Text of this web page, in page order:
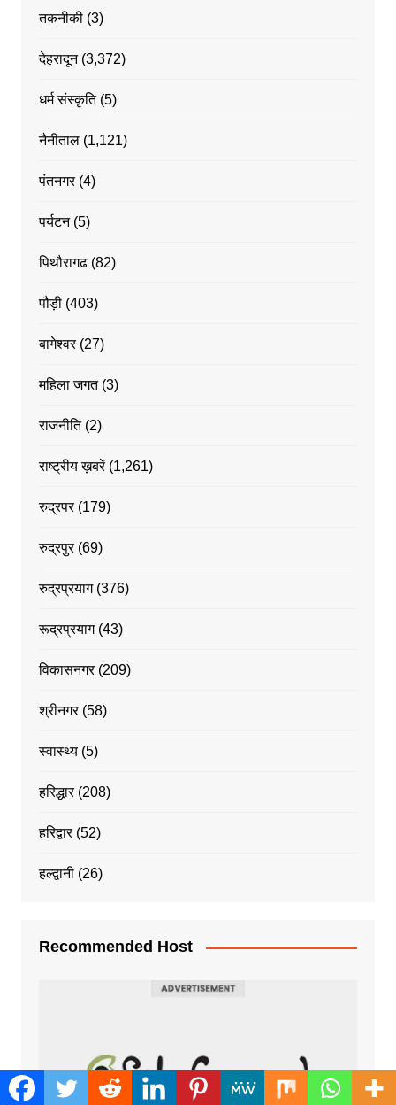
तकनीकी(3)
देहरादून(3,372)
धर्म संस्कृति(5)
नैनीताल(1,121)
पंतनगर(4)
पर्यटन(5)
पिथौरागढ(82)
पौड़ी(403)
बागेश्वर(27)
महिला जगत(3)
राजनीति(2)
राष्ट्रीय ख़बरें(1,261)
रुद्रपर(179)
रुद्रपुर(69)
रुद्रप्रयाग(376)
रूद्रप्रयाग(43)
विकासनगर(209)
श्रीनगर(58)
स्वास्थ्य(5)
हरिद्धार(208)
हरिद्वार(52)
हल्द्वानी(26)
Recommended Host